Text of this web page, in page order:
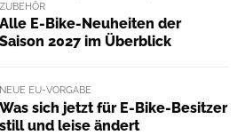
ZUBEHÖR
Alle E-Bike-Neuheiten der
Saison 2027 im Überblick
NEUE EU-VORGABE
Was sich jetzt für E-Bike-Besitzer
still und leise ändert